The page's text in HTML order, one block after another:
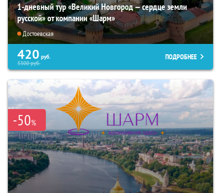
1-дневный тур «Великий Новгород — сердце земли
русской» от компании «Шарм»
Достоевская
420 руб.
3300руб.
ПОДРОБНЕЕ
-50%